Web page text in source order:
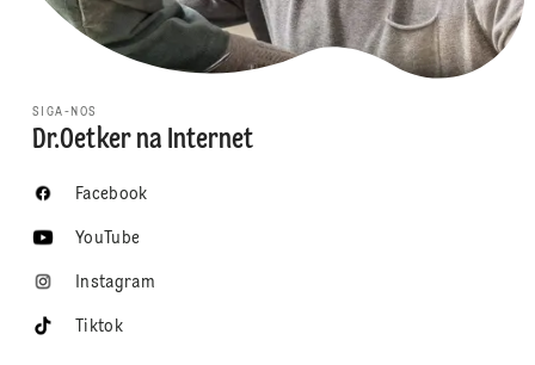
SIGA-NOS
Dr.Oetker na Internet
Facebook
YouTube
Instagram
Tiktok